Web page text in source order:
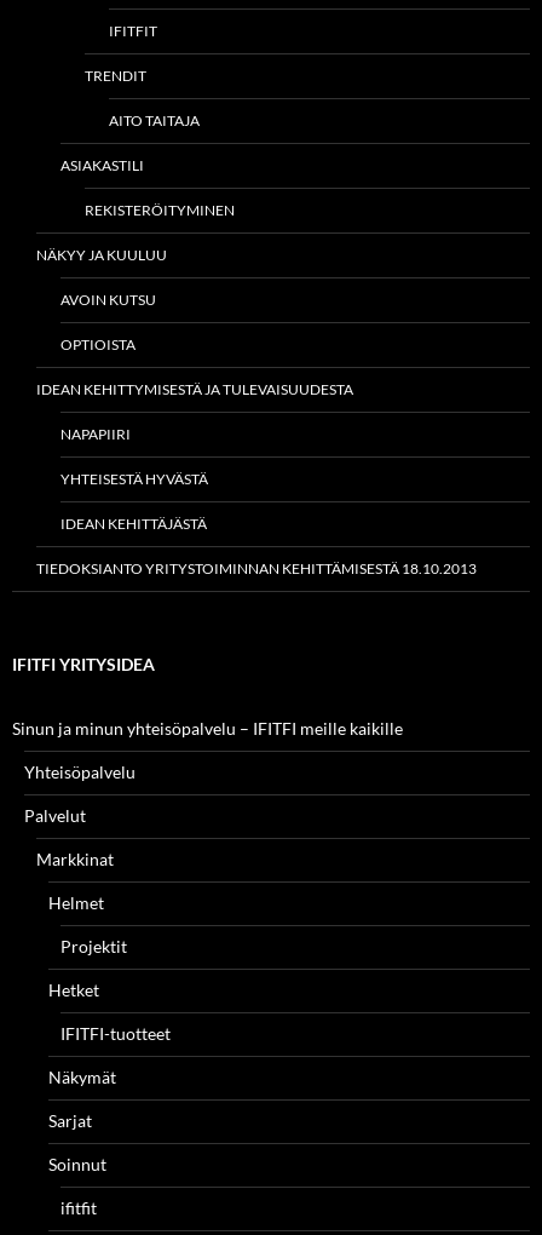
IFITFIT
TRENDIT
AITO TAITAJA
ASIAKASTILI
REKISTERÖITYMINEN
NÄKYY JA KUULUU
AVOIN KUTSU
OPTIOISTA
IDEAN KEHITTYMISESTÄ JA TULEVAISUUDESTA
NAPAPIIRI
YHTEISESTÄ HYVÄSTÄ
IDEAN KEHITTÄJÄSTÄ
TIEDOKSIANTO YRITYSTOIMINNAN KEHITTÄMISESTÄ 18.10.2013
IFITFI YRITYSIDEA
Sinun ja minun yhteisöpalvelu – IFITFI meille kaikille
Yhteisöpalvelu
Palvelut
Markkinat
Helmet
Projektit
Hetket
IFITFI-tuotteet
Näkymät
Sarjat
Soinnut
ifitfit